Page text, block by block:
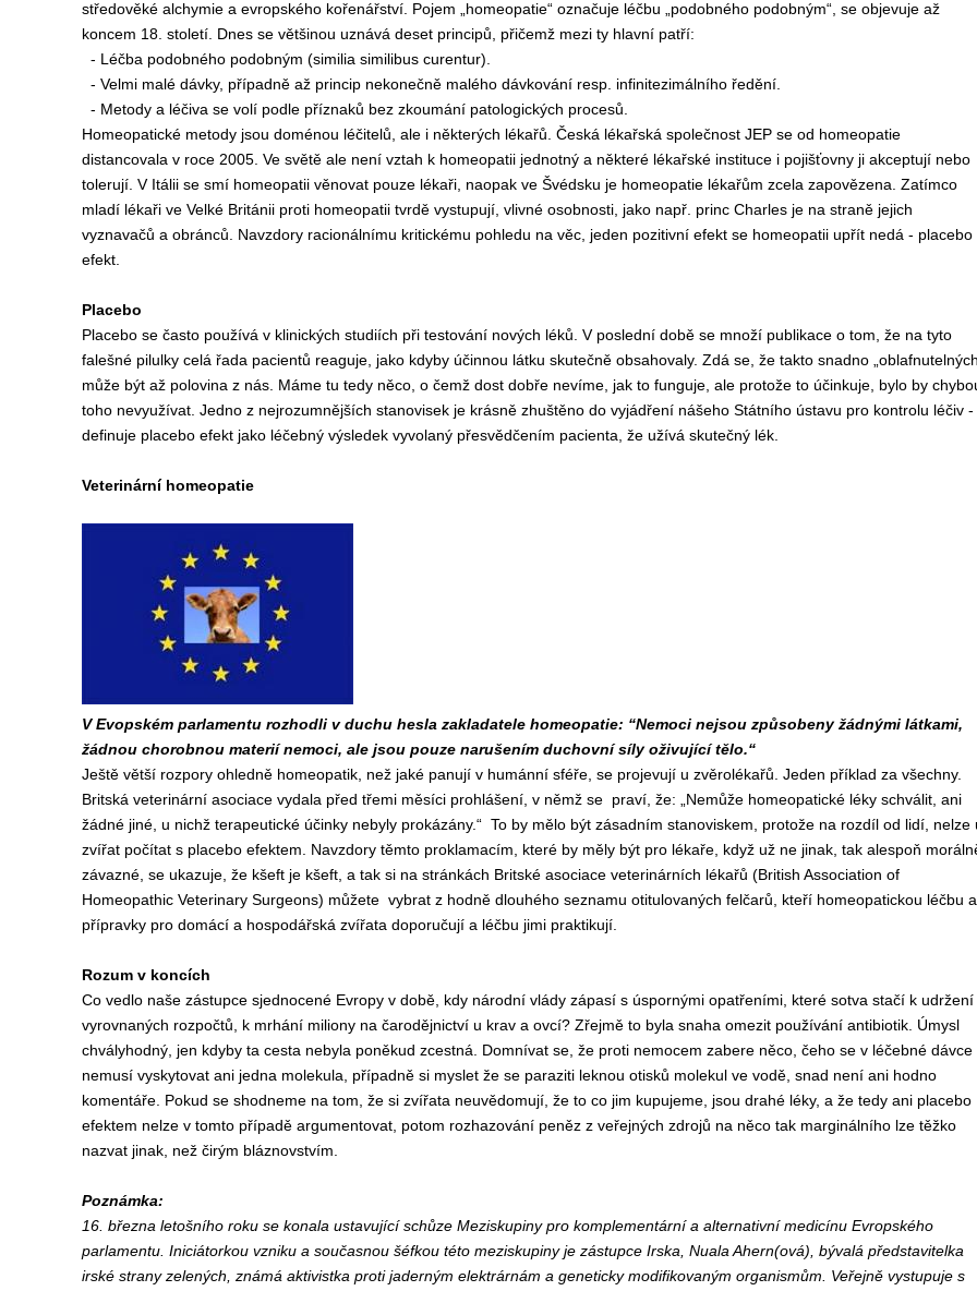
středověké alchymie a evropského kořenářství. Pojem „homeopatie“ označuje léčbu „podobného podobným“, se objevuje až
koncem 18. století. Dnes se většinou uznává deset principů, přičemž mezi ty hlavní patří:
- Léčba podobného podobným (similia similibus curentur).
- Velmi malé dávky, případně až princip nekonečně malého dávkování resp. infinitezimálního ředění.
- Metody a léčiva se volí podle příznaků bez zkoumání patologických procesů.
Homeopatické metody jsou doménou léčitelů, ale i některých lékařů. Česká lékařská společnost JEP se od homeopatie
distancovala v roce 2005. Ve světě ale není vztah k homeopatii jednotný a některé lékařské instituce i pojišťovny ji akceptují nebo
tolerují. V Itálii se smí homeopatii věnovat pouze lékaři, naopak ve Švédsku je homeopatie lékařům zcela zapovězena. Zatímco
mladí lékaři ve Velké Británii proti homeopatii tvrdě vystupují, vlivné osobnosti, jako např. princ Charles je na straně jejich
vyznavačů a obránců. Navzdory racionálnímu kritickému pohledu na věc, jeden pozitivní efekt se homeopatii upřít nedá - placebo
efekt.
Placebo
Placebo se často používá v klinických studiích při testování nových léků. V poslední době se množí publikace o tom, že na tyto
falešné pilulky celá řada pacientů reaguje, jako kdyby účinnou látku skutečně obsahovaly. Zdá se, že takto snadno
může být až polovina z nás. Máme tu tedy něco, o čemž dost dobře nevíme, jak to funguje, ale protože to účinkuje, bylo by
toho nevyužívat. Jedno z nejrozumnějších stanovisek je krásně zhuštěno do vyjádření nášeho Státního ústavu pro kontrolu léčiv -
definuje placebo efekt jako léčebný výsledek vyvolaný přesvědčením pacienta, že užívá skutečný lék.
Veterinární homeopatie
V Evopském parlamentu rozhodli v duchu hesla zakladatele homeopatie: “Nemoci nejsou způsobeny žádnými látkami,
žádnou chorobnou materií nemoci, ale jsou pouze narušením duchovní síly oživující tělo.“
Ještě větší rozpory ohledně homeopatik, než jaké panují v humánní sféře, se projevují u zvěrolékařů. Jeden příklad za všechny.
Britská veterinární asociace vydala před třemi měsíci prohlášení, v němž se praví, že: „Nemůže homeopatické léky schválit, ani
žádné jiné, u nichž terapeutické účinky nebyly prokázány.“ To by mělo být zásadním stanoviskem, protože na rozdíl od lidí, nelze
zvířat počítat s placebo efektem. Navzdory těmto proklamacím, které by měly být pro lékaře, když už ne jinak, tak alespoň
závazné, se ukazuje, že kšeft je kšeft, a tak si na stránkách Britské asociace veterinárních lékařů (British Association of
Homeopathic Veterinary Surgeons) můžete vybrat z hodně dlouhého seznamu otitulovaných felčarů, kteří homeopatickou léčbu a
přípravky pro domácí a hospodářská zvířata doporučují a léčbu jimi praktikují.
Rozum v koncích
Co vedlo naše zástupce sjednocené Evropy v době, kdy národní vlády zápasí s úspornými opatřeními, které sotva stačí k udržení
vyrovnaných rozpočtů, k mrhání miliony na čarodějnictví u krav a ovcí? Zřejmě to byla snaha omezit používání antibiotik. Úmysl
chvályhodný, jen kdyby ta cesta nebyla poněkud zcestná. Domnívat se, že proti nemocem zabere něco, čeho se v léčebné dávce
nemusí vyskytovat ani jedna molekula, případně si myslet že se paraziti leknou otisků molekul ve vodě, snad není ani hodno
komentáře. Pokud se shodneme na tom, že si zvířata neuvědomují, že to co jim kupujeme, jsou drahé léky, a že tedy ani placebo
efektem nelze v tomto případě argumentovat, potom rozhazování peněz z veřejných zdrojů na něco tak marginálního lze těžko
nazvat jinak, než čirým bláznovstvím.
Poznámka:
16. března letošního roku se konala ustavující schůze Meziskupiny pro komplementární a alternativní medicínu Evropského
parlamentu. Iniciátorkou vzniku a současnou šéfkou této meziskupiny je zástupce Irska, Nuala Ahern(ová), bývalá představitelka
irské strany zelených, známá aktivistka proti jaderným elektrárnám a geneticky modifikovaným organismům. Veřejně vystupuje s